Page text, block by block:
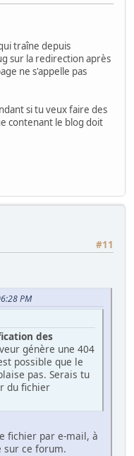
traîne depuis
sur la redirection après
ne s'appelle pas
si tu veux faire des
contenant le blog doit
#11
PM
des
génère une 404
possible que le
pas. Serais tu
du fichier
fichier par e-mail, à
sur ce forum.